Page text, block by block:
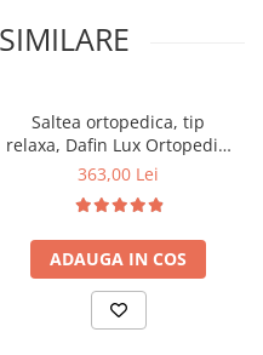
Saltea ortopedica, tip
relaxa, Dafin Lux Ortopedic,
90x200x21cm, fermitate
tip Bonell, fata vara-iarna,
sistem de aerisire cu
butoni, Salt Confort
363,00 Lei
ADAUGA IN COS